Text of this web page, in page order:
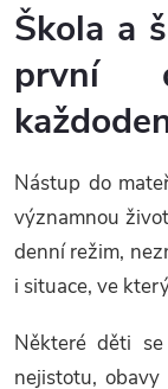
v
l
á
d
a
c
p
Škola a
první
Nástup do
významnou
denní režim,
i situace, ve
Některé děti
nejistotu,